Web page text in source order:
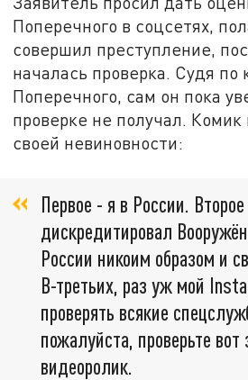
Поперечного в соцсетях,
совершил преступление,
началась проверка. Судя
Поперечного, сам он пока
проверке не получал. Комик
своей невиновности:
Первое - я в России.
дискредитировал
России никоим образом и
В-третьих, раз уж мой
проверять всякие
пожалуйста, проверьте вот
видеоролик.